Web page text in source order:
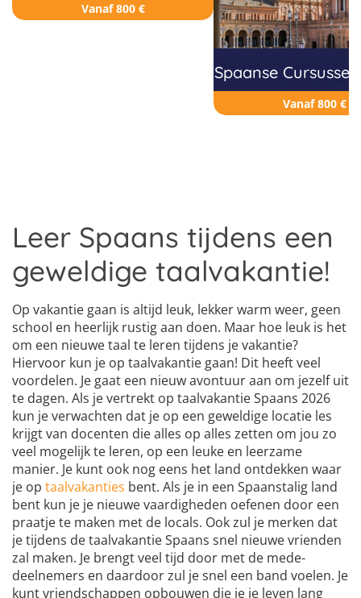
Vanaf 800 €
Spaanse
Vanaf 800 €
Leer Spaans tijdens een
geweldige taalvakantie!
Op vakantie gaan is altijd leuk, lekker warm weer, geen
school en heerlijk rustig aan doen. Maar hoe leuk is het
om een nieuwe taal te leren tijdens je vakantie?
Hiervoor kun je op taalvakantie gaan! Dit heeft veel
voordelen. Je gaat een nieuw avontuur aan om jezelf uit
te dagen. Als je vertrekt op taalvakantie Spaans 2026
kun je verwachten dat je op een geweldige locatie les
krijgt van docenten die alles op alles zetten om jou zo
veel mogelijk te leren, op een leuke en leerzame
manier. Je kunt ook nog eens het land ontdekken waar
je op taalvakanties bent. Als je in een Spaanstalig land
bent kun je je nieuwe vaardigheden oefenen door een
praatje te maken met de locals. Ook zul je merken dat
je tijdens de taalvakantie Spaans snel nieuwe vrienden
zal maken. Je brengt veel tijd door met de mede-
deelnemers en daardoor zul je snel een band voelen. Je
kunt vriendschappen opbouwen die je je leven lang